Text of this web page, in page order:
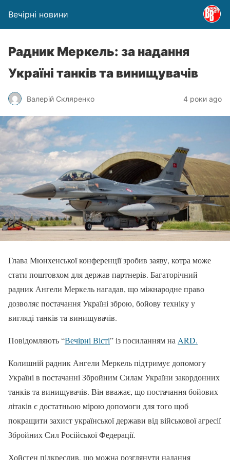
Вечірні новини
Радник Меркель: за надання
Україні танків та винищувачів
Валерій Скляренко 4 роки ago
Глава Мюнхенської конференції зробив заяву, котра може
стати поштовхом для держав партнерів. Багаторічний
радник Ангели Меркель нагадав, що міжнародне право
дозволяє постачання Україні зброю, бойову техніку у
вигляді танків та винищувачів.
Повідомляють “Вечірні Вісті” із посиланням на ARD.
Колишній радник Ангели Меркель підтримує допомогу
Україні в постачанні Збройним Силам України закордонних
танків та винищувачів. Він вважає, що постачання бойових
літаків є достатньою мірою допомоги для того щоб
покращити захист української держави від військової агресії
Збройних Сил Російської Федерації.
Хойсген підкреслив, що можна розглянути надання